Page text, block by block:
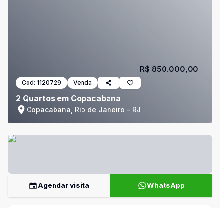
Cód: 1120729 Venda
2 Quartos em Copacabana
Copacabana, Rio de Janeiro - RJ
R$ 850.000,00
Agendar visita WhatsApp